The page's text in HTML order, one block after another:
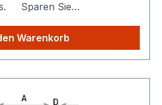
Sparen Sie
Sie zahlen nur einmalig
Warenkorb